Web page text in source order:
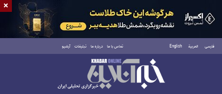
فارسی العربية English تماس با ما درباره ما تبلیغات آرشیو
شنبه ۱۷ مرداد ۱۴۰۵
×